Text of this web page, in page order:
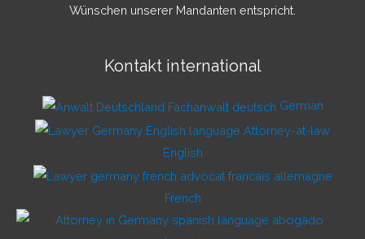
Wünschen unserer Mandanten entspricht.
Kontakt international
German
English
French